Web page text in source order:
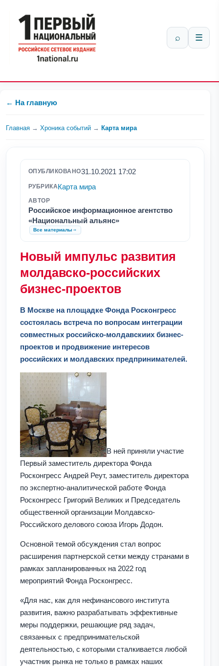
⌕ ☰
← На главную
Главная → Хроника событий → Карта мира
ОПУБЛИКОВАНО31.10.2021 17:02
РУБРИКАКарта мира
АВТОР
Российское информационное агентство
«Национальный альянс»
Все материалы
Новый импульс развития
молдавско-российских
бизнес-проектов
В Москве на площадке Фонда Росконгресс
состоялась встреча по вопросам интеграции
совместных российско-молдавскиих бизнес-
проектов и продвижение интересов
российских и молдавских предпринимателей.
В ней приняли участие
Первый заместитель директора Фонда
Росконгресс Андрей Реут, заместитель директора
по экспертно-аналитической работе Фонда
Росконгресс Григорий Великих и Председатель
общественной организации Молдавско-
Российского делового союза Игорь Додон.
Основной темой обсуждения стал вопрос
расширения партнерской сетки между странами в
рамках запланированных на 2022 год
мероприятий Фонда Росконгресс.
«Для нас, как для нефинансового института
развития, важно разрабатывать эффективные
меры поддержки, решающие ряд задач,
связанных с предпринимательской
деятельностью, с которыми сталкивается любой
участник рынка не только в рамках наших